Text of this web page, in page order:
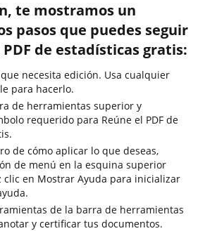
te mostramos un
pasos que puedes seguir
de estadísticas gratis:
necesita edición. Usa cualquier
para hacerlo.
de herramientas superior y
requerido para Reúne el PDF de
de cómo aplicar lo que deseas,
de menú en la esquina superior
en Mostrar Ayuda para inicializar
de la barra de herramientas
y certificar tus documentos.